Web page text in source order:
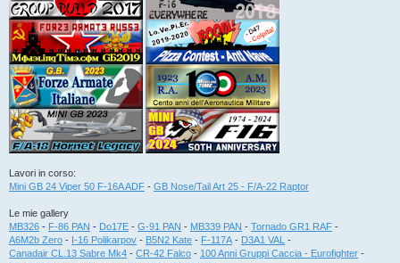
Lavori in corso:
Mini GB 24 Viper 50 F-16A ADF - GB Nose/Tail Art 25 - F/A-22 Raptor
Le mie gallery
MB326 - F-86 PAN - Do17E - G-91 PAN - MB339 PAN - Tornado GR1 RAF -
A6M2b Zero - I-16 Polikarpov - B5N2 Kate - F-117A - D3A1 VAL -
Canadair CL.13 Sabre Mk4 - CR-42 Falco - 100 Anni Gruppi Caccia - Eurofighter -